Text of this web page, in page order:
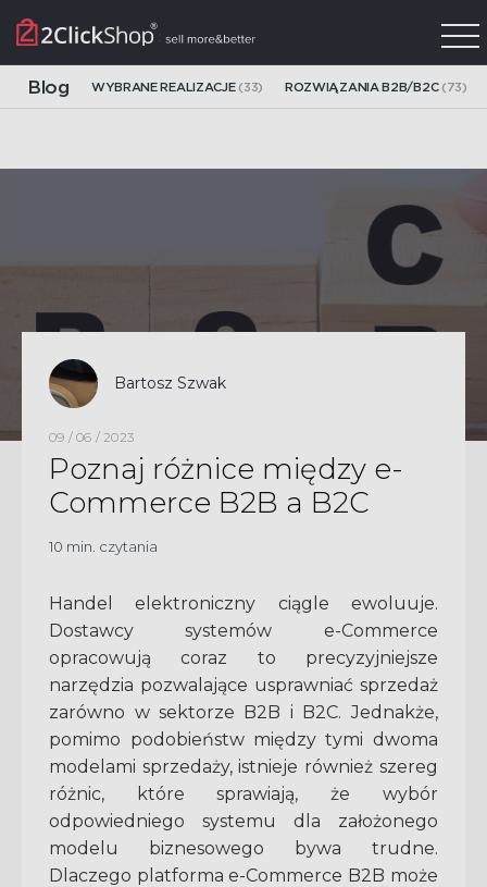
Blog WYBRANE REALIZACJE (33) ROZWIĄZANIA B2B/B2C (73)
Bartosz Szwak
09 / 06 / 2023
Poznaj różnice między e-
Commerce B2B a B2C
10 min. czytania
Handel elektroniczny ciągle ewoluuje.
Dostawcy systemów e-Commerce
opracowują coraz to precyzyjniejsze
narzędzia pozwalające usprawniać sprzedaż
zarówno w sektorze B2B i B2C. Jednakże,
pomimo podobieństw między tymi dwoma
modelami sprzedaży, istnieje również szereg
różnic, które sprawiają, że wybór
odpowiedniego systemu dla założonego
modelu biznesowego bywa trudne.
Dlaczego platforma e-Commerce B2B może